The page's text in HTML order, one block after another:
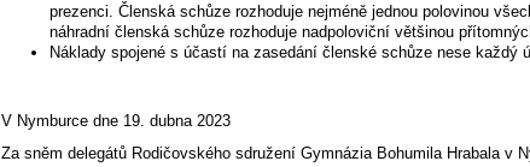
prezenci. Členská schůze rozhoduje nejméně jednou polovinou
náhradní členská schůze rozhoduje nadpoloviční většinou
Náklady spojené s účastí na zasedání členské schůze nese každý
V Nymburce dne 19. dubna 2023
Za sněm delegátů Rodičovského sdružení Gymnázia Bohumila Hrabala v